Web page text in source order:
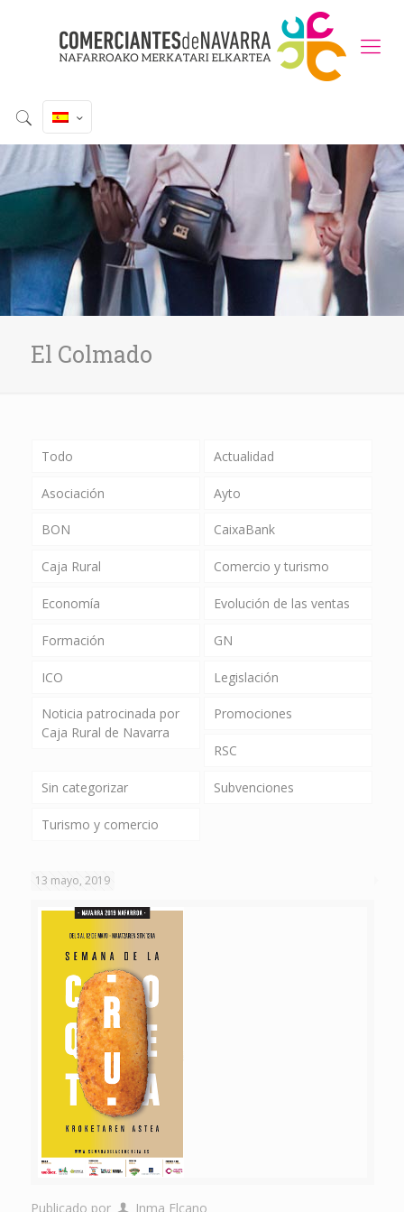
El Colmado
Todo Actualidad
Asociación Ayto
BON CaixaBank
Caja Rural Comercio y turismo
Economía Evolución de las ventas
Formación GN
ICO Legislación
Noticia patrocinada por
Caja Rural de Navarra
Promociones
RSC
Sin categorizar Subvenciones
Turismo y comercio
13 mayo, 2019
Publicado por Inma Elcano